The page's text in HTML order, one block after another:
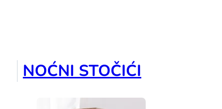
NOĆNI STOČIĆI